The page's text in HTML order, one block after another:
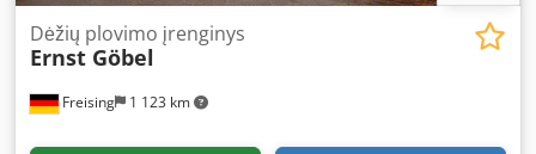
Freising 1 123 km
Dėžių plovimo įrenginys
Ernst Göbel